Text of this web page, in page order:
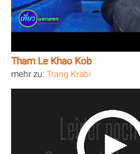
Tham Le Khao Kob
mehr zu:Trang Krabi